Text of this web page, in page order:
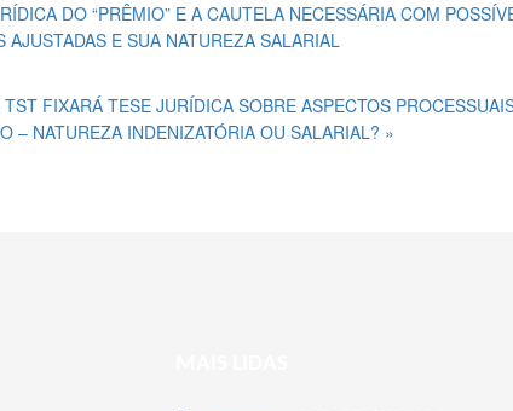
DO “PRÊMIO” E A CAUTELA NECESSÁRIA COM
AJUSTADAS E SUA NATUREZA SALARIAL
TST FIXARÁ TESE JURÍDICA SOBRE ASPECTOS
– NATUREZA INDENIZATÓRIA OU SALARIAL? »